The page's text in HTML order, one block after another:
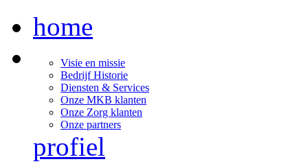
home
Visie en missie
Bedrijf Historie
Diensten & Services
Onze MKB klanten
Onze Zorg klanten
Onze partners
profiel